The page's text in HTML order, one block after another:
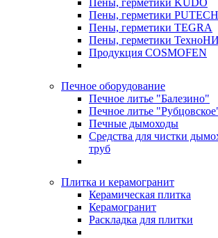
Пены, герметики KUDO
Пены, герметики PUTECH
Пены, герметики TEGRA
Пены, герметики
Продукция COSMOFEN
Печное оборудование
Печное литье "Балезино"
Печное литье
Печные дымоходы
Средства для чистки
труб
Плитка и керамогранит
Керамическая плитка
Керамогранит
Раскладка для плитки